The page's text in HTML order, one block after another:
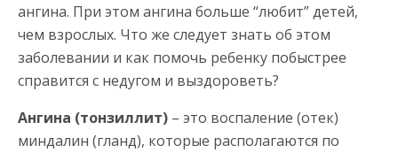
ангина. При этом ангина больше “любит” детей,
чем взрослых. Что же следует знать об этом
заболевании и как помочь ребенку побыстрее
справится с недугом и выздороветь?
Ангина (тонзиллит) – это воспаление (отек)
миндалин (гланд), которые располагаются по